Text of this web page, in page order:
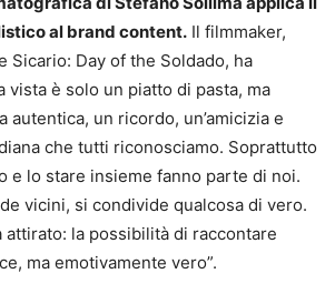
al brand content. Il filmmaker,
Sicario: Day of the Soldado, ha
vista è solo un piatto di pasta, ma
autentica, un ricordo, un’amicizia e
che tutti riconosciamo. Soprattutto
e lo stare insieme fanno parte di noi.
vicini, si condivide qualcosa di vero.
attirato: la possibilità di raccontare
ma emotivamente vero”.